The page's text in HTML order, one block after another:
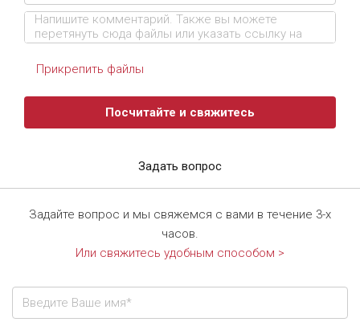
Прикрепить файлы
Посчитайте и свяжитесь
Задать вопрос
Задайте вопрос и мы свяжемся с вами в течение 3-х
часов.
Или свяжитесь удобным способом >